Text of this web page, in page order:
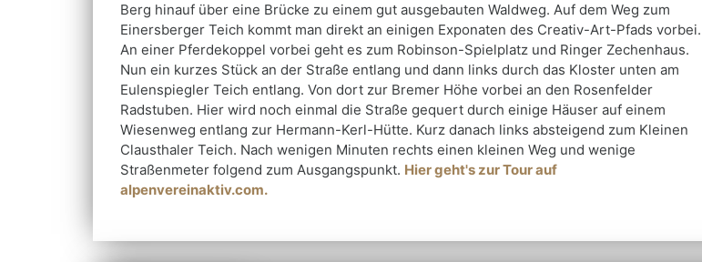
Berg hinauf über eine Brücke zu einem gut ausgebauten Waldweg. Auf dem Weg zum
Einersberger Teich kommt man direkt an einigen Exponaten des Creativ-Art-Pfads vorbei.
An einer Pferdekoppel vorbei geht es zum Robinson-Spielplatz und Ringer Zechenhaus.
Nun ein kurzes Stück an der Straße entlang und dann links durch das Kloster unten am
Eulenspiegler Teich entlang. Von dort zur Bremer Höhe vorbei an den Rosenfelder
Radstuben. Hier wird noch einmal die Straße gequert durch einige Häuser auf einem
Wiesenweg entlang zur Hermann-Kerl-Hütte. Kurz danach links absteigend zum Kleinen
Clausthaler Teich. Nach wenigen Minuten rechts einen kleinen Weg und wenige
Straßenmeter folgend zum Ausgangspunkt. Hier geht's zur Tour auf
alpenvereinaktiv.com.